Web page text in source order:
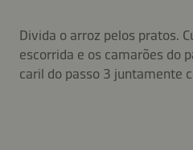
Divida o arroz pelos pratos.
escorrida e os camarões do
caril do passo 3 juntamente